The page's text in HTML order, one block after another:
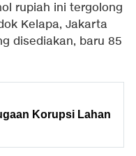
rupiah ini tergolong
Kelapa, Jakarta
disediakan, baru 85
Korupsi Lahan